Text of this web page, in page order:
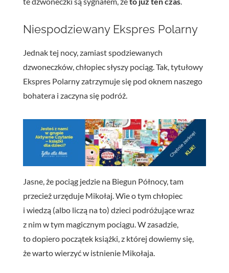
Niespodziewany Ekspres Polarny
Jednak tej nocy, zamiast spodziewanych
dzwoneczków, chłopiec słyszy pociąg. Tak, tytułowy
Ekspres Polarny zatrzymuje się pod oknem naszego
bohatera i zaczyna się podróż.
Jasne, że pociąg jedzie na Biegun Północy, tam
przecież urzęduje Mikołaj. Wie o tym chłopiec
i wiedzą (albo liczą na to) dzieci podróżujące wraz
z nim w tym magicznym pociągu. W zasadzie,
to dopiero początek książki, z której dowiemy się,
że warto wierzyć w istnienie Mikołaja.